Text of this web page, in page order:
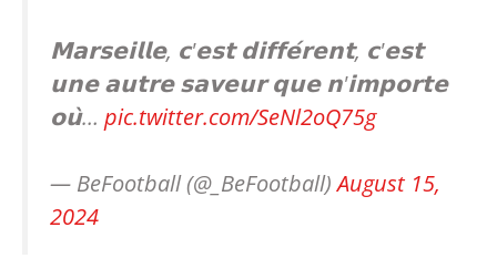
𝗠𝗮𝗿𝘀𝗲𝗶𝗹𝗹𝗲, 𝗰'𝗲𝘀𝘁 𝗱𝗶𝗳𝗳𝗲́𝗿𝗲𝗻𝘁, 𝗰'𝗲𝘀𝘁
𝘂𝗻𝗲 𝗮𝘂𝘁𝗿𝗲 𝘀𝗮𝘃𝗲𝘂𝗿 𝗾𝘂𝗲 𝗻'𝗶𝗺𝗽𝗼𝗿𝘁𝗲
𝗼𝘂̀… pic.twitter.com/SeNl2oQ75g
— BeFootball (@_BeFootball)August 15,
2024